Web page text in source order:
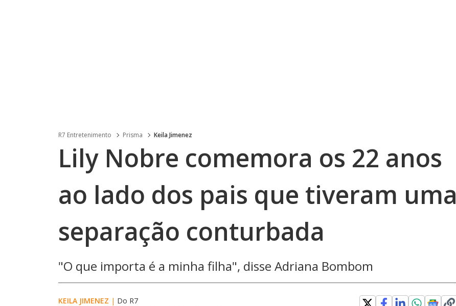
R7 Entretenimento Prisma Keila Jimenez
Lily Nobre comemora os 22 anos
ao lado dos pais que tiveram uma
separação conturbada
"O que importa é a minha filha", disse Adriana Bombom
KEILA JIMENEZ | Do R7